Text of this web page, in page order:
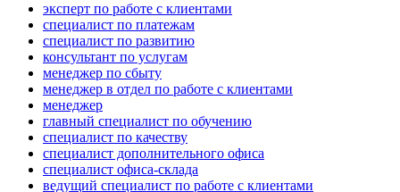
эксперт по работе с клиентами
специалист по платежам
специалист по развитию
консультант по услугам
менеджер по сбыту
менеджер в отдел по работе с клиентами
менеджер
главный специалист по обучению
специалист по качеству
специалист дополнительного офиса
специалист офиса-склада
ведущий специалист по работе с клиентами